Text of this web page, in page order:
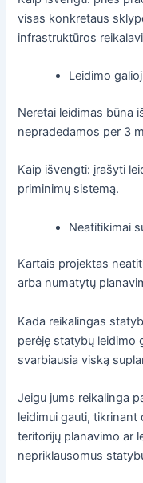
visas konkretaus
infrastruktūros
Leidimo
Neretai leidimas būna
nepradedamos per 3
Kaip išvengti: įrašyti
priminimų sistemą.
Neatitikimai
Kartais projektas
arba numatytų
Kada reikalingas
perėję statybų leidimo
svarbiausia viską
Jeigu jums reikalinga
leidimui gauti,
teritorijų planavimo ar
nepriklausomus